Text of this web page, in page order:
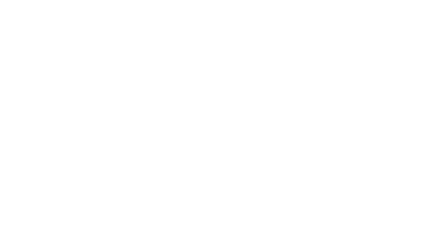
incaltaminte, coafuri, tunsori, desene de colorat, poze cu modele de manichiuri!❤️